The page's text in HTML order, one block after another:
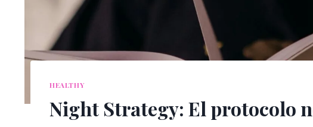
HEALTHY
Night Strategy: El protocolo